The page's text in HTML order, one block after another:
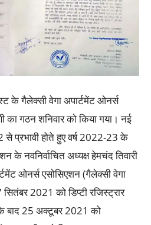
के गैलेक्सी वेगा अपार्टमेंट ओनर्स
का गठन शनिवार को किया गया। नई
से प्रभावी होते हुए वर्ष 2022-23 के
के नवनिर्वाचित अध्यक्ष हेमचंद तिवारी
ओनर्स एसोसिएशन (गैलेक्सी वेगा
2021 को डिप्टी रजिस्ट्रार
बाद 25 अक्टूबर 2021 को